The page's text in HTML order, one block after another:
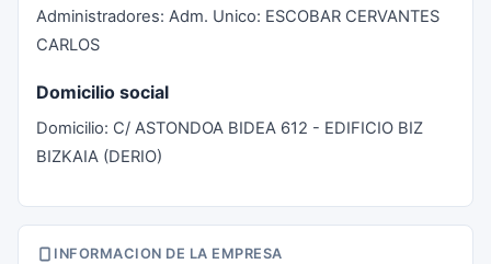
Administradores: Adm. Unico: ESCOBAR CERVANTES
CARLOS
Domicilio social
Domicilio: C/ ASTONDOA BIDEA 612 - EDIFICIO BIZ
BIZKAIA (DERIO)
INFORMACION DE LA EMPRESA